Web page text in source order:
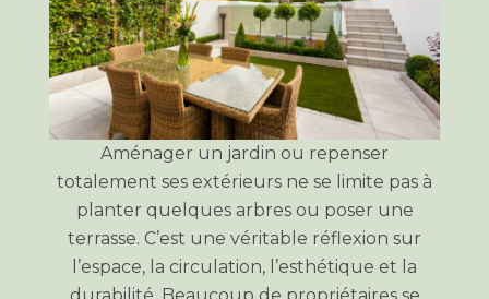
Aménager un jardin ou repenser
totalement ses extérieurs ne se limite pas à
planter quelques arbres ou poser une
terrasse. C’est une véritable réflexion sur
l’espace, la circulation, l’esthétique et la
durabilité. Beaucoup de propriétaires se